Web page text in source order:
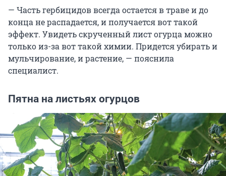
— Часть гербицидов всегда остается в траве и до
конца не распадается, и получается вот такой
эффект. Увидеть скрученный лист огурца можно
только из-за вот такой химии. Придется убирать и
мульчирование, и растение, — пояснила
специалист.
Пятна на листьях огурцов